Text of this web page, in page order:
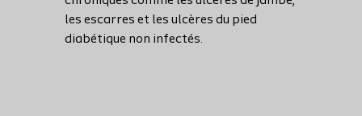
les escarres et les ulcères du pied
diabétique non infectés.